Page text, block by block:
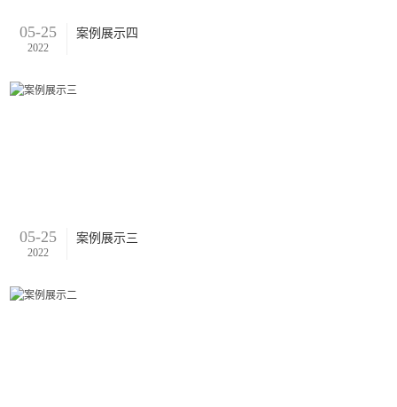
05-25
2022
案例展示四
05-25
2022
案例展示三